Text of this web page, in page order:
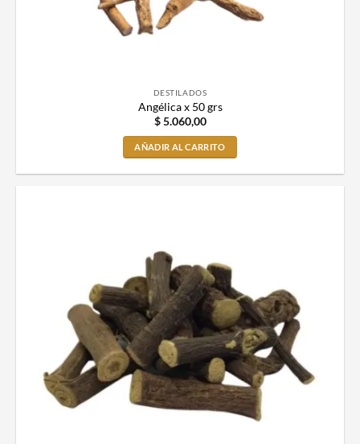
DESTILADOS
Angélica x 50 grs
$5.060,00
AÑADIR AL CARRITO